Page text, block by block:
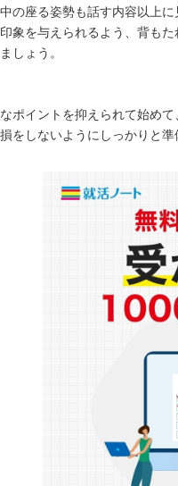
の座る姿勢も話す内容以上に
象を与えられるよう、背も
しょう。
ポイントを抑えられて始め
をしないようにしっかりと準